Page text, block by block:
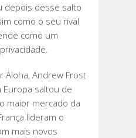
depois desse salto
como o seu rival
como um
Aloha, Andrew Frost
Europa saltou de
maior mercado da
lideram o
mais novos